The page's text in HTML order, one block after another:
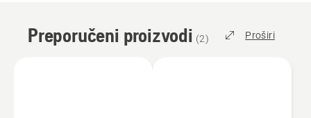
Dijelovi i dodatna oprema
Preporučeni proizvodi (2) Proširi